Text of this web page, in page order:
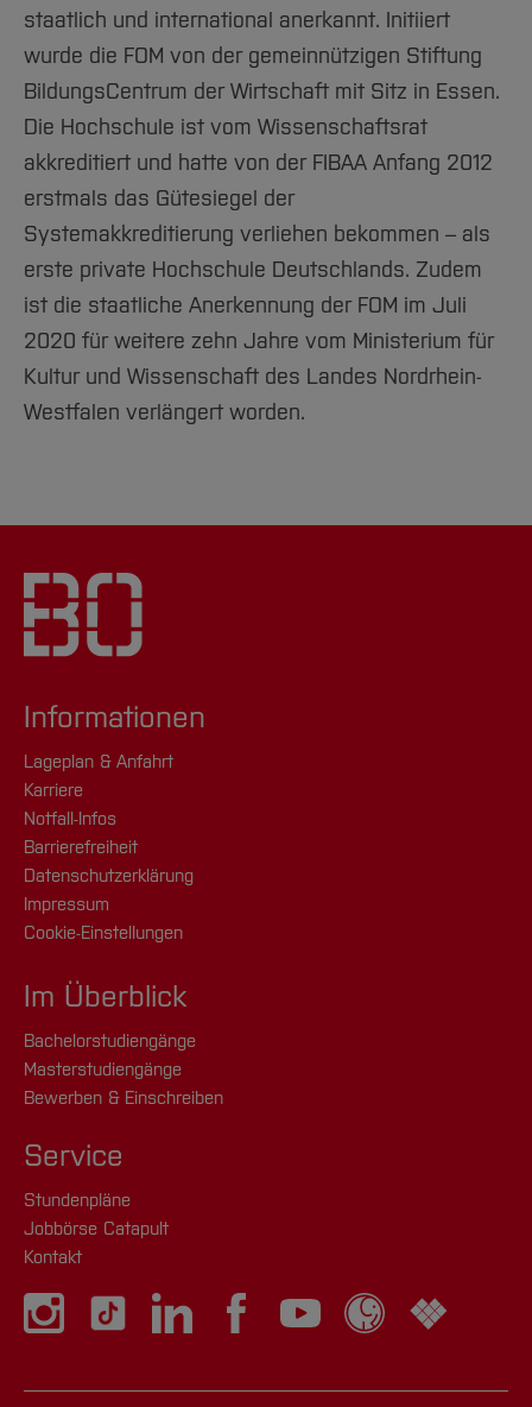
staatlich und international anerkannt. Initiiert
wurde die FOM von der gemeinnützigen Stiftung
BildungsCentrum der Wirtschaft mit Sitz in Essen.
Die Hochschule ist vom Wissenschaftsrat
akkreditiert und hatte von der FIBAA Anfang 2012
erstmals das Gütesiegel der
Systemakkreditierung verliehen bekommen – als
erste private Hochschule Deutschlands. Zudem
ist die staatliche Anerkennung der FOM im Juli
2020 für weitere zehn Jahre vom Ministerium für
Kultur und Wissenschaft des Landes Nordrhein-
Westfalen verlängert worden.
Informationen
Lageplan & Anfahrt
Karriere
Notfall-Infos
Barrierefreiheit
Datenschutzerklärung
Impressum
Cookie-Einstellungen
Im Überblick
Bachelorstudiengänge
Masterstudiengänge
Bewerben & Einschreiben
Service
Stundenpläne
Jobbörse Catapult
Kontakt